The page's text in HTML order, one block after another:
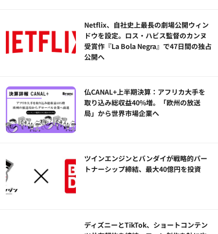
Netflix、自社史上最長の劇場公開ウィン
ドウを設定。ロス・ハビス監督のカンヌ
受賞作『La Bola Negra』で47日間の独占
公開へ
仏CANAL+上半期決算：アフリカ大手を
取り込み総収益40%増。「欧州の放送
局」から世界市場企業へ
ツインエンジンとバンダイが戦略的パー
トナーシップ締結、最大40億円を投資
ディズニーとTikTok、ショートコンテン